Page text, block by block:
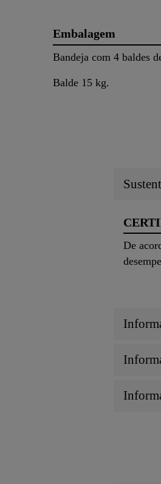
Embalagem
Bandeja com 4 baldes
Balde 15 kg.
De